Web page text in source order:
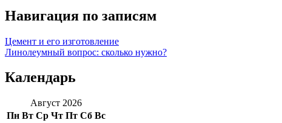
Навигация по записям
Цемент и его изготовление
Линолеумный вопрос: сколько нужно?
Календарь
Август 2026
Пн Вт Ср Чт Пт Сб Вс